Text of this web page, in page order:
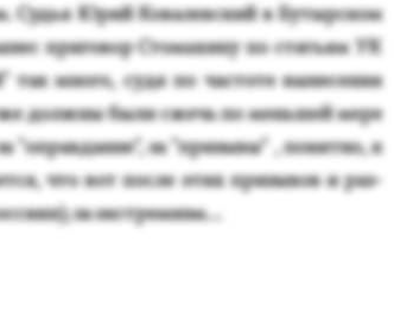
Судья Юрий Ко­валев­ский в Бу­тыр­ском
при­говор Сто­махи­ну по стать­ям УК
мно­го, су­дя по час­то­те вы­несе­ния
дол­жны бы­ли сжечь по мень­шей ме­ре
"оп­равда­ние", за "при­зывы" , по­нят­но, к
что вот пос­ле этих при­зывов и раз­
за экс­тре­мизм...